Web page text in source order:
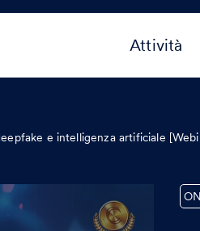
Attività
e intelligenza artificiale